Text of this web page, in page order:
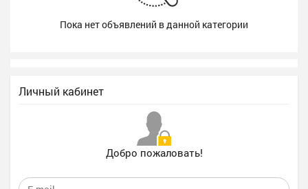
Пока нет объявлений в данной категории
Личный кабинет
Добро пожаловать!